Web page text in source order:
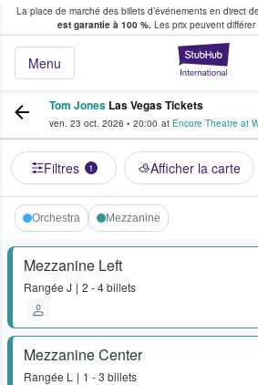
La place de marché des billets d’événements en direct
est garantie à 100 %. Les prix peuvent
Menu
fans achètent et vendent
Tom Jones Las Vegas Tickets
ven. 23 oct. 2026 • 20:00 at Encore Theatre at
Filtres 1 Afficher la carte
Orchestra Mezzanine
Mezzanine Left
Rangée J 2 - 4 billets
Mezzanine Center
Rangée L 1 - 3 billets